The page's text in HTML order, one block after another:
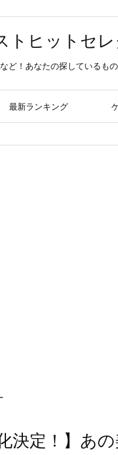
トヒットセ
ど！あなたの探しているも
最新ランキング
決定！】あ